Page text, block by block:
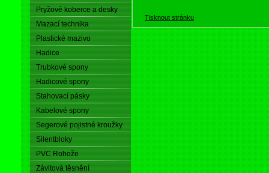
Pryžové koberce a desky
Mazací technika
Plastické mazivo
Hadice
Trubkové spony
Hadicové spony
Stahovací pásky
Kabelové spony
Segerové pojistné kroužky
Silentbloky
PVC Rohože
Závitová těsnění
Tisknout stránku